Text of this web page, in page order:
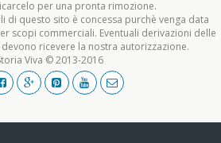
per una pronta rimozione.
di questo sito è concessa purchè venga data
scopi commerciali. Eventuali derivazioni delle
ricevere la nostra autorizzazione.
Viva © 2013-2016